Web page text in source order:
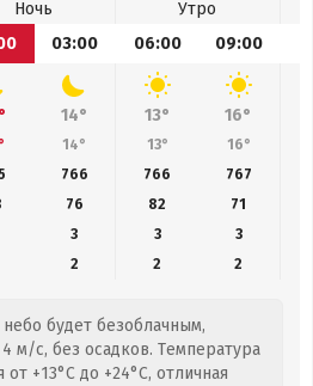
Ночь
Утро
03:00 06:00 09:00
14° 13° 16°
14° 13° 16°
766 766 767
76 82
71
3 3
3
2 2 2
будет безоблачным,
м/с, без осадков. Температура
+13°C до +24°C, отличная